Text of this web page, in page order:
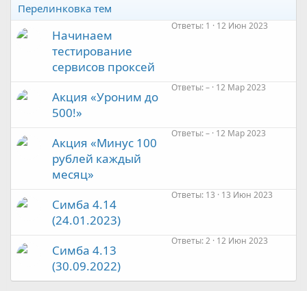
Перелинковка тем
Начинаем
тестирование
сервисов проксей
Ответы 1 12 Июн 2023
Акция «Уроним до
500!»
Ответы – 12 Мар 2023
Акция «Минус 100
рублей каждый
месяц»
Ответы – 12 Мар 2023
Симба 4.14
(24.01.2023)
Ответы 13 13 Июн 2023
Симба 4.13
(30.09.2022)
Ответы 2 12 Июн 2023